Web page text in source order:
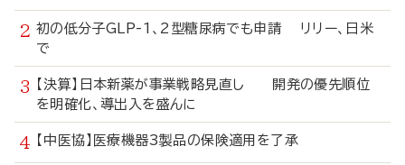
初の低分子GLP-1、2型糖尿病でも申請 リリー、日米
で
【決算】日本新薬が事業戦略見直し 開発の優先順位
を明確化、導出入を盛んに
【中医協】医療機器3製品の保険適用を了承